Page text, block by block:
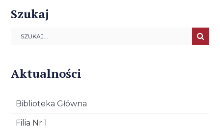
Szukaj
Aktualności
Biblioteka Główna
Filia Nr 1